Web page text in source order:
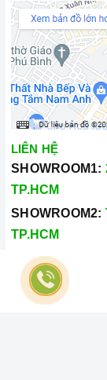
LIÊN HỆ
SHOWROOM1:
TP.HCM
SHOWROOM2:
TP.HCM
Hotline:
Khiếu nại: